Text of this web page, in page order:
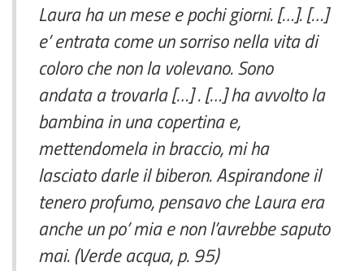
Laura ha un mese e pochi giorni. […]. […]
e’ entrata come un sorriso nella vita di
coloro che non la volevano. Sono
andata a trovarla […] . […] ha avvolto la
bambina in una copertina e,
mettendomela in braccio, mi ha
lasciato darle il biberon. Aspirandone il
tenero profumo, pensavo che Laura era
anche un po’ mia e non l’avrebbe saputo
mai. (Verde acqua, p. 95)